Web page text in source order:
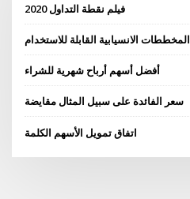
فيلم نقطة التداول 2020
المخططات الانسيابية القابلة للاستخدام
أفضل أسهم أرباح شهرية للشراء
سعر الفائدة على سبيل المثال مقايضة
اتفاق تمويل الأسهم الكلمة